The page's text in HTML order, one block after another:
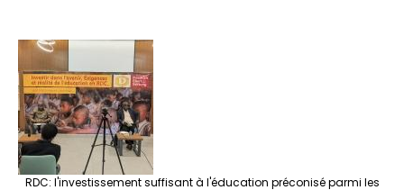
RDC: l'investissement suffisant à l'éducation préconisé parmi les